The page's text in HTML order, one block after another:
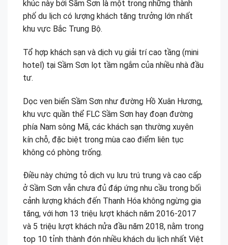
khúc này bởi Sầm Sơn là một trong những thành
phố du lịch có lượng khách tăng trưởng lớn nhất
khu vực Bắc Trung Bộ.
Tổ hợp khách sạn và dịch vụ giải trí cao tầng (mini
hotel) tại Sầm Sơn lọt tầm ngắm của nhiều nhà đầu
tư.
Dọc ven biển Sầm Sơn như đường Hồ Xuân Hương,
khu vực quần thể FLC Sầm Sơn hay đoạn đường
phía Nam sông Mã, các khách sạn thường xuyên
kín chỗ, đặc biệt trong mùa cao điểm liên tục
không có phòng trống.
Điều này chứng tỏ dịch vụ lưu trú trung và cao cấp
ở Sầm Sơn vẫn chưa đủ đáp ứng nhu cầu trong bối
cảnh lượng khách đến Thanh Hóa không ngừng gia
tăng, với hơn 13 triệu lượt khách năm 2016-2017
và 5 triệu lượt khách nửa đầu năm 2018, nằm trong
top 10 tỉnh thành đón nhiều khách du lịch nhất Việt